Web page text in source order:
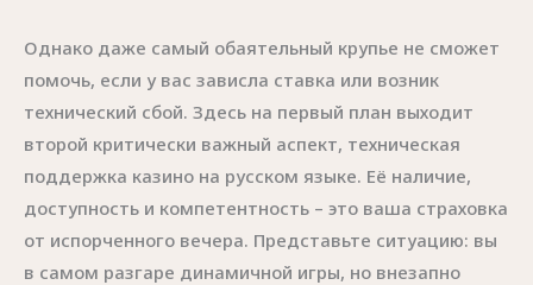
Однако даже самый обаятельный крупье не сможет
помочь, если у вас зависла ставка или возник
технический сбой. Здесь на первый план выходит
второй критически важный аспект, техническая
поддержка казино на русском языке. Её наличие,
доступность и компетентность – это ваша страховка
от испорченного вечера. Представьте ситуацию: вы
в самом разгаре динамичной игры, но внезапно